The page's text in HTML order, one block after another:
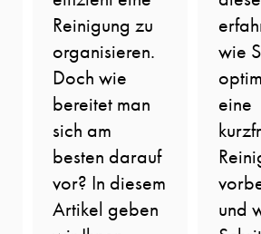
Reinigung zu
organisieren.
Doch wie
bereitet man
sich am
besten darauf
vor? In diesem
Artikel geben
wie
eine
und